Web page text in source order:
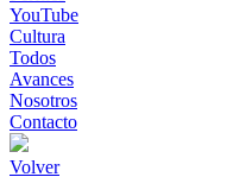
YouTube
Cultura
Todos
Avances
Nosotros
Contacto
Volver